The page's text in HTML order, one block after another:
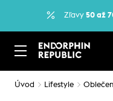
Zľavy 50 až
Úvod Lifestyle